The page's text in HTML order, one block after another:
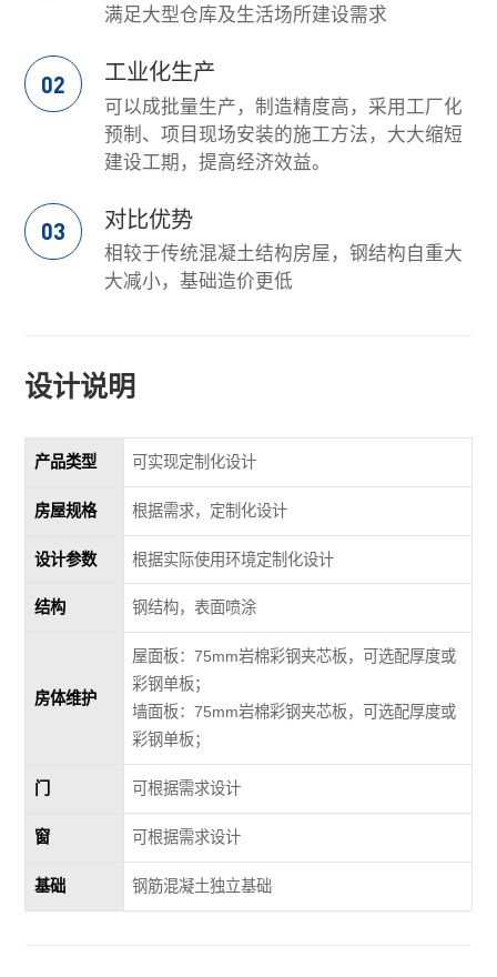
满足大型仓库及生活场所建设需求
02 工业化生产
可以成批量生产，制造精度高，采用工厂化
预制、项目现场安装的施工方法，大大缩短
建设工期，提高经济效益。
03 对比优势
相较于传统混凝土结构房屋，钢结构自重大
大减小，基础造价更低
设计说明
产品类型 可实现定制化设计
房屋规格 根据需求，定制化设计
设计参数 根据实际使用环境定制化设计
结构 钢结构，表面喷涂
房体维护
屋面板：75mm岩棉彩钢夹芯板，可选配厚度或
彩钢单板；
墙面板：75mm岩棉彩钢夹芯板，可选配厚度或
彩钢单板；
门 可根据需求设计
窗 可根据需求设计
基础 钢筋混凝土独立基础